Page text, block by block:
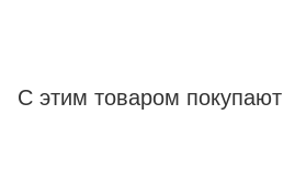
С этим товаром покупают